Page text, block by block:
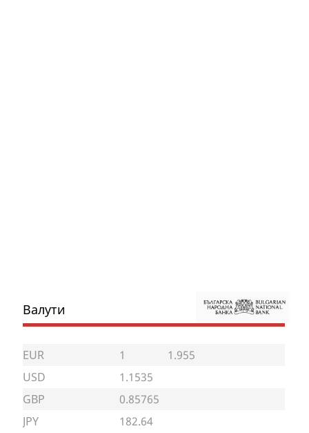
Валути
EUR 1
1.955
USD
1.1535
GBP
0.85765
JPY
182.64